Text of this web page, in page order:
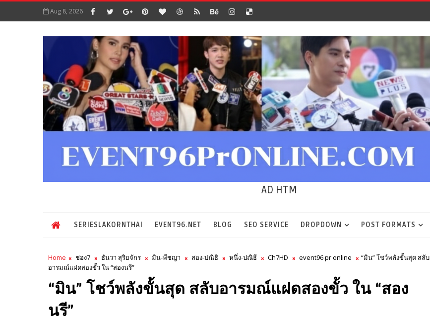
Aug 8, 2026
AD HTM
SERIESLAKORNTHAI EVENT96.NET BLOG SEO SERVICE DROPDOWN POST FORMATS
Home ช่อง7 ธันวา สุริยจักร มิน-พีชญา สอง-ปณิธิ หนึ่ง-ปณิธี Ch7HD event96 pr online
“มิน” โชว์พลังขั้นสุด สลับ
อารมณ์แฝดสองขั้ว ใน “สองนรี”
“มิน” โชว์พลังขั้นสุด สลับอารมณ์แฝดสองขั้ว ใน “สอง
นรี”